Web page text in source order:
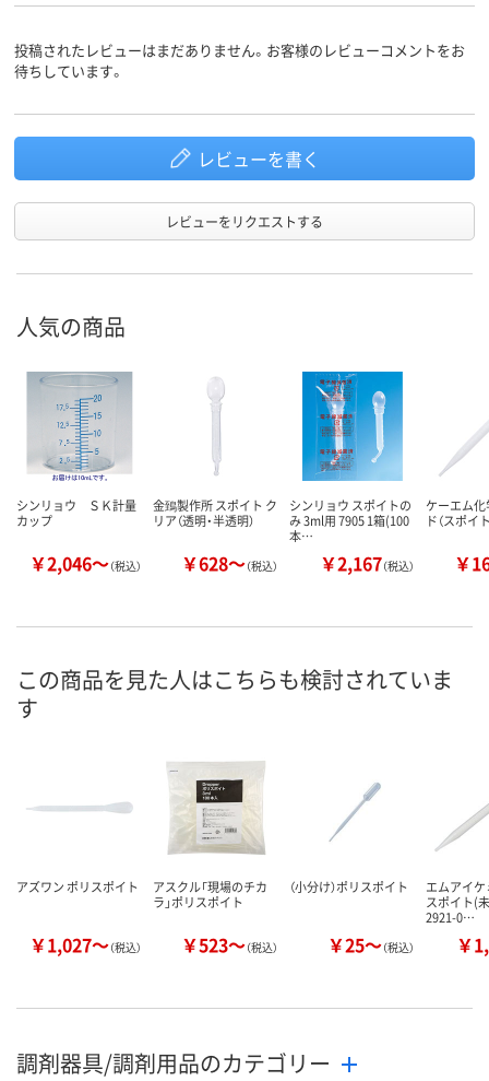
投稿されたレビューはまだありません。お客様のレビューコメントをお
待ちしています。
レビューを書く
レビューをリクエストする
人気の商品
シンリョウ ＳＫ計量
カップ
￥2,046～（税込）
金鵄製作所 スポイト ク
リア（透明・半透明）
￥628～（税込）
シンリョウ スポイトの
み 3ml用 7905 1箱(100
本…
￥2,167（税込）
ケーエム
ド（スポイ
￥
この商品を見た人はこちらも検討されていま
す
アズワン ポリスポイト
￥1,027～（税込）
アスクル「現場のチカ
ラ」ポリスポイト
￥523～（税込）
（小分け）ポリスポイト
￥25～（税込）
エムアイ
スポイト(
2921-0…
￥
調剤器具/調剤用品のカテゴリー